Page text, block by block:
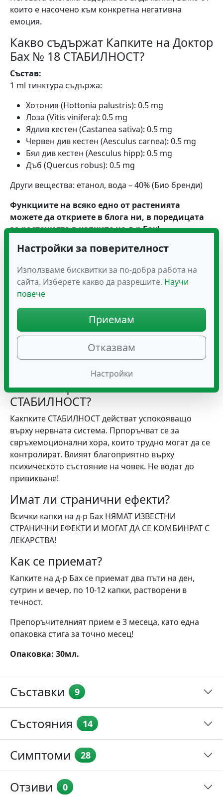
които е насочено към конкретна негативна
емоция.
Какво съдържат Капките на Доктор
Бах № 18 СТАБИЛНОСТ?
Състав:
1 ml тинктура съдържа:
Хотония (Hottonia palustris): 0.5 mg
Лоза (Vitis vinifera): 0.5 mg
Ядлив кестен (Castanea sativa): 0.5 mg
Червен див кестен (Aesculus carnea): 0.5 mg
Бял див кестен (Aesculus hipp): 0.5 mg
Дъб (Quercus robus): 0.5 mg
Други вещества: етанол, вода – 40% (Био бренди)
Функциите на всяко едно от растенията
можете да откриете в блога ни, в поредицата
за растенията в капките на д-р Бах!
Как се извличат качествата на
растенията, участващи в Капките
на Доктор Бах № 18 СТАБИЛНОСТ?
Методът на извличане на полезните вещества от
капките на д-р Бах е специфичен и предопределя
техните невероятни свойства. Цветовете се
извличат в цветна вода. Цветната вода
представлява чиста изворна вода, в която те се
потапят при специални условия, а след това се
Какъв е ефектът на капките
СТАБИЛНОСТ?
Какпките СТАБИЛНОСТ действат успокояващо
върху нервната система. Прпоръчват се за
свръхемоционални хора, които трудно могат да се
контролират. Влияят благоприятно върху
психическото състояние на човек. Не водат до
привикване!
Имат ли странични ефекти?
Всички капки на д-р Бах НЯМАТ ИЗВЕСТНИ
СТРАНИЧНИ ЕФЕКТИ И МОГАТ ДА СЕ КОМБИНРАТ С
ЛЕКАРСТВА!
Как се приемат?
Капките на д-р Бах се приемат два пъти на ден,
сутрин и вечер, по 10-12 капки, растворени в
течност.
Препоръчителният прием е 3 месеца, като една
опаковка стига за точно месец!
Опаковка: 30мл.
Съставки 9
Състояния 14
Симптоми 28
Отзиви 0
Настройки за поверителност
Използваме бисквитки за по-добра работа на
сайта. Изберете какво да разрешите. Научи
повече
Приемам
Отказвам
Настройки